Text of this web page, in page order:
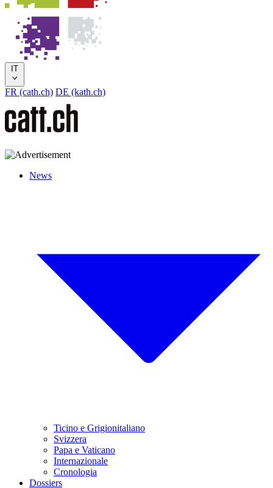
IT
FR (cath.ch) DE (kath.ch)
News
Ticino e Grigionitaliano
Svizzera
Papa e Vaticano
Internazionale
Cronologia
Dossiers